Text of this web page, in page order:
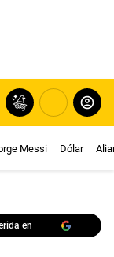
Messi Dólar
en